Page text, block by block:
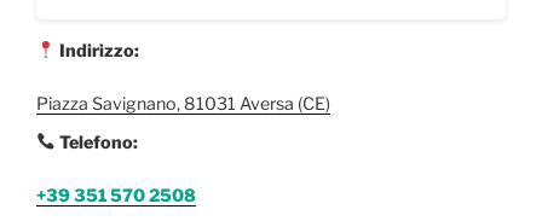
Indirizzo:
Piazza Savignano, 81031 Aversa (CE)
Telefono:
+39 351 570 2508